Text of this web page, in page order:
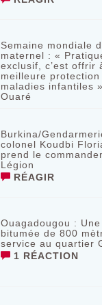
Semaine mondiale
maternel : «
exclusif, c’est offrir
meilleure
maladies infantiles
Ouaré
Burkina/
colonel Koudbi
prend le
Légion
RÉAGIR
Ouagadougou :
bitumée de 800
service au quartier
1 RÉACTION